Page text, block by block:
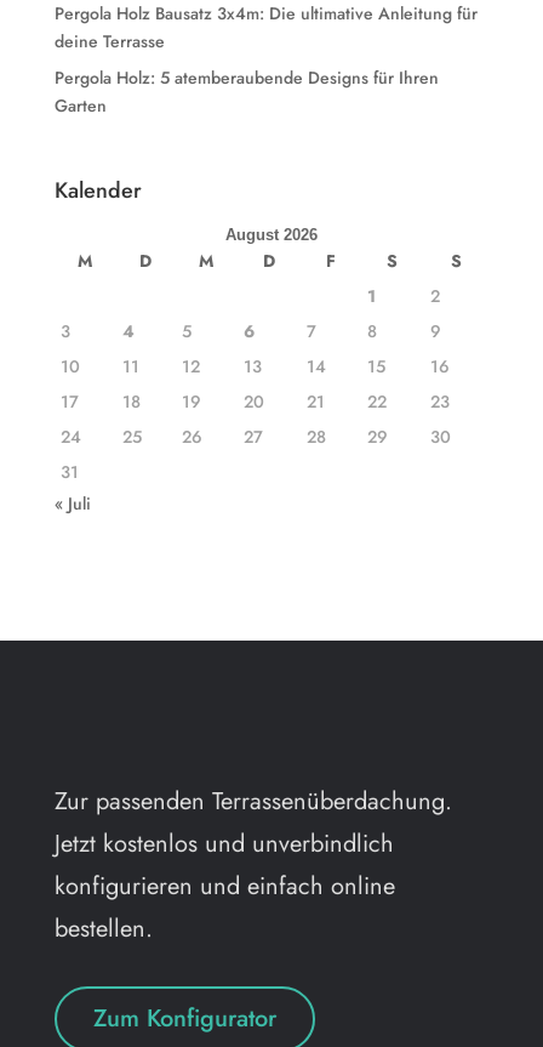
Pergola Holz Bausatz 3x4m: Die ultimative Anleitung für
deine Terrasse
Pergola Holz: 5 atemberaubende Designs für Ihren
Garten
Kalender
August 2026
M D M D F S
S
1
2
3
4 5 6 7 8
9
10
11 12 13 14 15
16
17
18 19 20 21 22
23
24
25 26 27 28 29
30
31
« Juli
Zur passenden Terrassenüberdachung.
Jetzt kostenlos und unverbindlich
konfigurieren und einfach online
bestellen.
Zum Konfigurator